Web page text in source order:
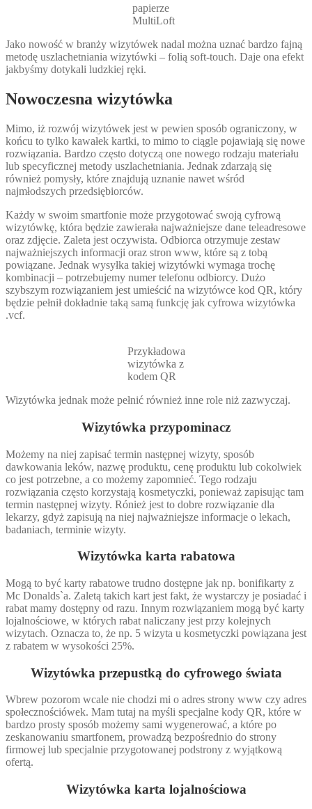
papierze
MultiLoft
Jako nowość w branży wizytówek nadal można uznać bardzo fajną
metodę uszlachetniania wizytówki – folią soft-touch. Daje ona efekt
jakbyśmy dotykali ludzkiej ręki.
Nowoczesna wizytówka
Mimo, iż rozwój wizytówek jest w pewien sposób ograniczony, w
końcu to tylko kawałek kartki, to mimo to ciągle pojawiają się nowe
rozwiązania. Bardzo często dotyczą one nowego rodzaju materiału
lub specyficznej metody uszlachetniania. Jednak zdarzają się
również pomysły, które znajdują uznanie nawet wśród
najmłodszych przedsiębiorców.
Każdy w swoim smartfonie może przygotować swoją cyfrową
wizytówkę, która będzie zawierała najważniejsze dane teleadresowe
oraz zdjęcie. Zaleta jest oczywista. Odbiorca otrzymuje zestaw
najważniejszych informacji oraz stron www, które są z tobą
powiązane. Jednak wysyłka takiej wizytówki wymaga trochę
kombinacji – potrzebujemy numer telefonu odbiorcy. Dużo
szybszym rozwiązaniem jest umieścić na wizytówce kod QR, który
będzie pełnił dokładnie taką samą funkcję jak cyfrowa wizytówka
.vcf.
Przykładowa
wizytówka z
kodem QR
Wizytówka jednak może pełnić również inne role niż zazwyczaj.
Wizytówka przypominacz
Możemy na niej zapisać termin następnej wizyty, sposób
dawkowania leków, nazwę produktu, cenę produktu lub cokolwiek
co jest potrzebne, a co możemy zapomnieć. Tego rodzaju
rozwiązania często korzystają kosmetyczki, ponieważ zapisując tam
termin następnej wizyty. Rónież jest to dobre rozwiązanie dla
lekarzy, gdyż zapisują na niej najważniejsze informacje o lekach,
badaniach, terminie wizyty.
Wizytówka karta rabatowa
Mogą to być karty rabatowe trudno dostępne jak np. bonifikarty z
Mc Donalds`a. Zaletą takich kart jest fakt, że wystarczy je posiadać i
rabat mamy dostępny od razu. Innym rozwiązaniem mogą być karty
lojalnościowe, w których rabat naliczany jest przy kolejnych
wizytach. Oznacza to, że np. 5 wizyta u kosmetyczki powiązana jest
z rabatem w wysokości 25%.
Wizytówka przepustką do cyfrowego świata
Wbrew pozorom wcale nie chodzi mi o adres strony www czy adres
społecznościówek. Mam tutaj na myśli specjalne kody QR, które w
bardzo prosty sposób możemy sami wygenerować, a które po
zeskanowaniu smartfonem, prowadzą bezpośrednio do strony
firmowej lub specjalnie przygotowanej podstrony z wyjątkową
ofertą.
Wizytówka karta lojalnościowa